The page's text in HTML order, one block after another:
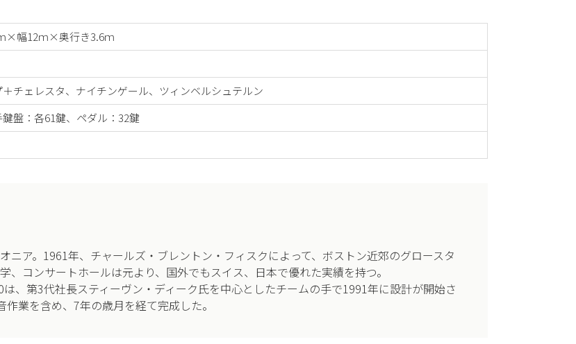
×幅12ｍ×奥行き3.6ｍ
＋チェレスタ、ナイチンゲール、ツィンベルシュテルン
盤：各61鍵、ペダル：32鍵
ニア。1961年、チャールズ・ブレントン・フィスクによって、ボストン近郊のグロースタ
、コンサートホールは元より、国外でもスイス、日本で優れた実績を持つ。
、第3代社長スティーヴン・ディーク氏を中心としたチームの手で1991年に設計が開始さ
業を含め、7年の歳月を経て完成した。